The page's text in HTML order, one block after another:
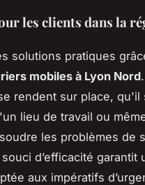
les clients dans la
solutions pratiques
mobiles à Lyon Nord
rendent sur place, qu'il
lieu de travail ou
les problèmes de
d’efficacité garantit
aux impératifs